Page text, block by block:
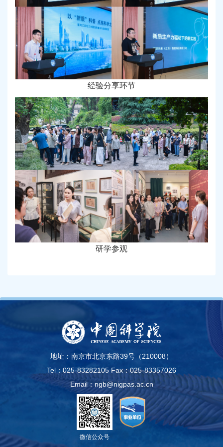
经验分享环节
研学参观
地址：南京市北京东路39号（210008）
Tel：025-83282105 Fax：025-83357026
Email：ngb@nigpas.ac.cn
微信公众号